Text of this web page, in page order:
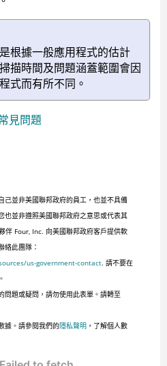
根據一般應用程式的估計
描時間及問題涵蓋範圍會因
式而有所不同。
見問題
己並非美國聯邦政府的員工，也並不具備
也並非遵照美國聯邦政府之意思或代表其
伴 Four, Inc. 向美國聯邦政府客戶提供軟
絡此團隊：
us-government-contact. 請不要在
問題或疑問，請勿使用此表單。請轉至
據。請參閱我們的隱私聲明，了解個人數